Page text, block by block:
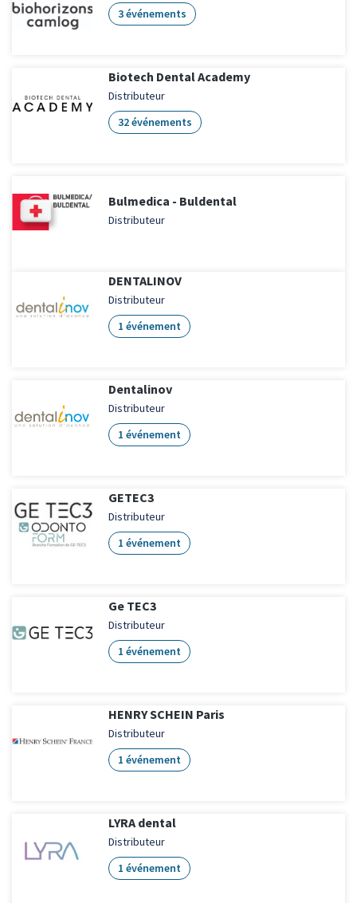
3 événements
Biotech Dental Academy
Distributeur
32 événements
Bulmedica - Buldental
Distributeur
DENTALINOV
Distributeur
1 événement
Dentalinov
Distributeur
1 événement
GETEC3
Distributeur
1 événement
Ge TEC3
Distributeur
1 événement
HENRY SCHEIN Paris
Distributeur
1 événement
LYRA dental
Distributeur
1 événement